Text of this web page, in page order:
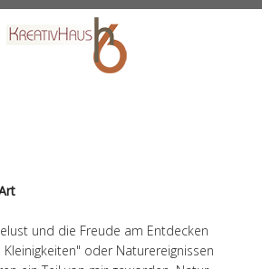
und die Freude am Entdecken
oder Naturereignissen